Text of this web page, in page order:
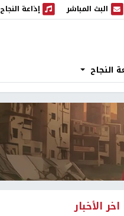
البث المباشر
البث المباشر إذاعة النجاح
إذاعة النجاح
النجاح
اخر الأخبار